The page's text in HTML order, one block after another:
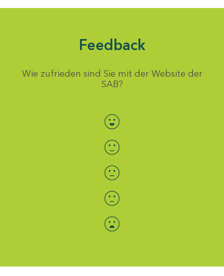
Feedback
Wie zufrieden sind Sie mit der Website der
SAB?
Bewertung auswählen